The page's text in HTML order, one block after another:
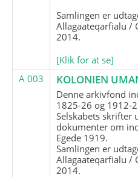
Samlingen er
Allagaateqarfialu /
2014.
[Klik for at se]
A 003
KOLONIEN
Denne arkivfond
1825-26 og 1912-
Selskabets skrifter
dokumenter om
Egede 1919.
Samlingen er
Allagaateqarfialu /
2014.